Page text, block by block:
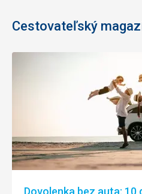
Cestovateľský
Dovolenka bez auta: 10